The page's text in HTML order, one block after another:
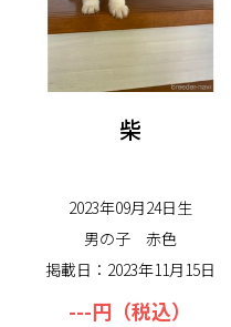
柴
2023年09月24日生
男の子
赤色
掲載日：2023年11月15日
---円（税込）